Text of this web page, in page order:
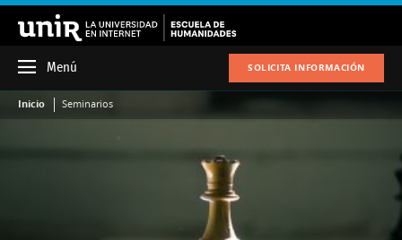
Menú SOLICITA INFORMACIÓN
Inicio Seminarios